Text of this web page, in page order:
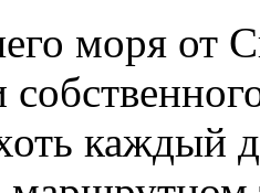
моря от
каждый